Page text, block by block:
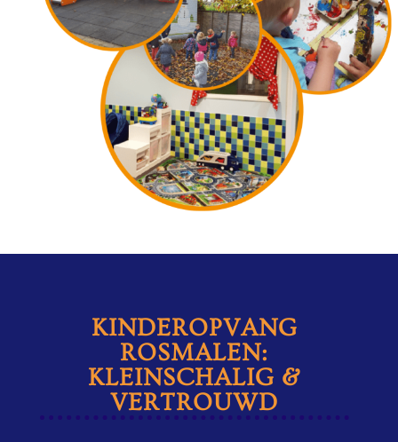
KINDEROPVANG
ROSMALEN:
KLEINSCHALIG &
VERTROUWD